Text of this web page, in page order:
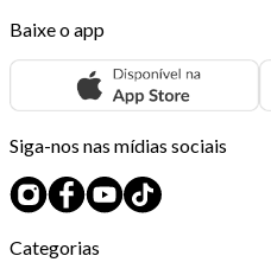
Baixe o app
Siga-nos nas mídias sociais
Categorias